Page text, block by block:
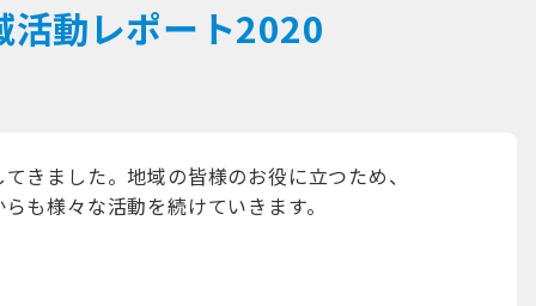
活動レポート2020
きました。地域の皆様のお役に立つため、
も様々な活動を続けていきます。